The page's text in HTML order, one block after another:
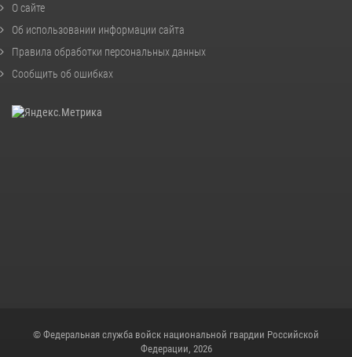
О сайте
Об использовании информации сайта
Правила обработки персональных данных
Сообщить об ошибках
© Федеральная служба войск национальной гвардии Российской
Федерации, 2026